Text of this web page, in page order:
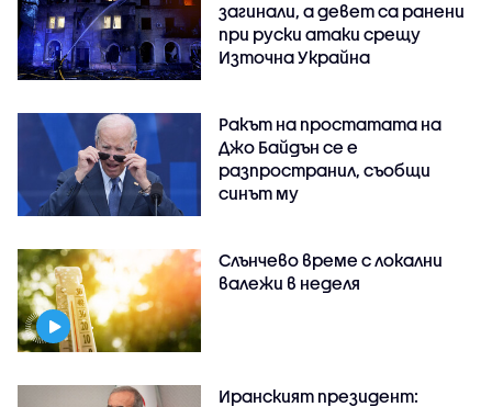
загинали, а девет са ранени
при руски атаки срещу
Източна Украйна
Ракът на простатата на
Джо Байдън се е
разпространил, съобщи
синът му
Слънчево време с локални
валежи в неделя
Иранският президент: